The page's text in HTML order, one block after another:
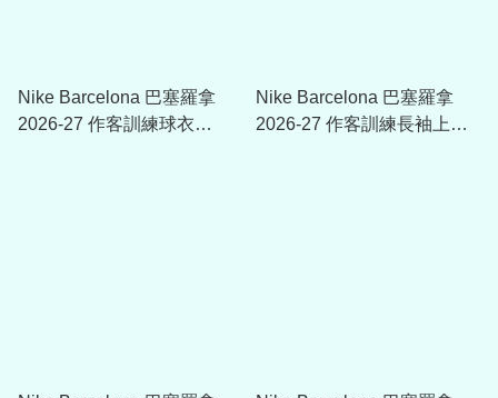
Nike Barcelona 巴塞羅拿
2026-27 作客訓練球衣
Nike Barcelona 巴塞羅拿
2026-27 作客訓練長袖上衣